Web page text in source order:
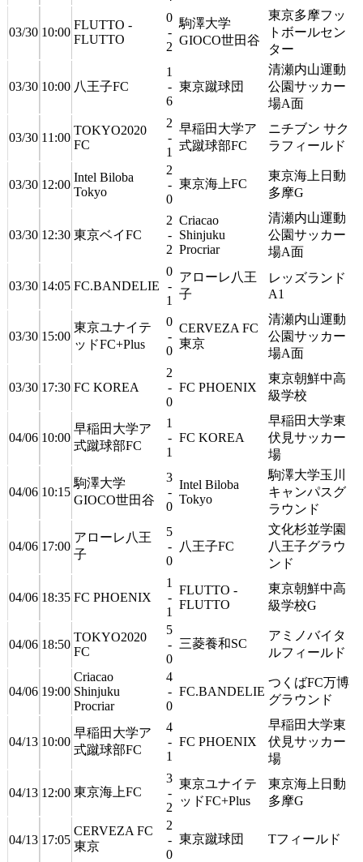
03/30 10:00
FLUTTO -
FLUTTO
0
-
2
駒澤大学
GIOCO世田谷
東京多摩フッ
トボールセン
ター
03/30 10:00 八王子FC
1
-
6
東京蹴球団
清瀬内山運動
公園サッカー
場A面
03/30 11:00
TOKYO2020
FC
2
-
1
早稲田大学ア
式蹴球部FC
ニチブン サク
ラフィールド
03/30 12:00
Intel Biloba
Tokyo
2
-
0
東京海上FC
東京海上日動
多摩G
03/30 12:30 東京ベイFC
2
-
2
Criacao
Shinjuku
Procriar
清瀬内山運動
公園サッカー
場A面
03/30 14:05 FC.BANDELIE
0
-
1
アローレ八王
子
レッズランド
A1
03/30 15:00
東京ユナイテ
ッドFC+Plus
0
-
0
CERVEZA FC
東京
清瀬内山運動
公園サッカー
場A面
03/30 17:30 FC KOREA
2
-
0
FC PHOENIX
東京朝鮮中高
級学校
04/06 10:00
早稲田大学ア
式蹴球部FC
1
-
1
FC KOREA
早稲田大学東
伏見サッカー
場
04/06 10:15
駒澤大学
GIOCO世田谷
3
-
0
Intel Biloba
Tokyo
駒澤大学玉川
キャンパスグ
ラウンド
04/06 17:00
アローレ八王
子
5
-
0
八王子FC
文化杉並学園
八王子グラウ
ンド
04/06 18:35 FC PHOENIX
1
-
1
FLUTTO -
FLUTTO
東京朝鮮中高
級学校G
04/06 18:50
TOKYO2020
FC
5
-
0
三菱養和SC
アミノバイタ
ルフィールド
04/06 19:00
Criacao
Shinjuku
Procriar
4
-
0
FC.BANDELIE
つくばFC万博
グラウンド
04/13 10:00
早稲田大学ア
式蹴球部FC
4
-
1
FC PHOENIX
早稲田大学東
伏見サッカー
場
04/13 12:00 東京海上FC
3
-
2
東京ユナイテ
ッドFC+Plus
東京海上日動
多摩G
04/13 17:05
CERVEZA FC
東京
2
-
0
東京蹴球団 Tフィールド